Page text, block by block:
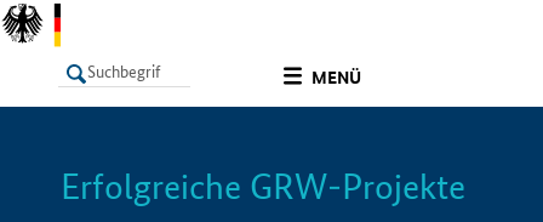
MENÜ
LISTE Info
Erfolgreiche GRW-Projekte